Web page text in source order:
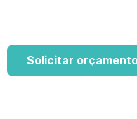
Solicitar